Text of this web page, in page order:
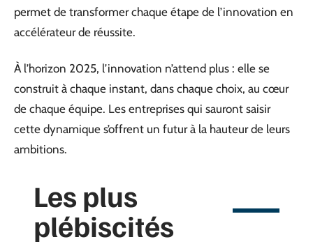
permet de transformer chaque étape de l’innovation en
accélérateur de réussite.
À l’horizon 2025, l’innovation n’attend plus : elle se
construit à chaque instant, dans chaque choix, au cœur
de chaque équipe. Les entreprises qui sauront saisir
cette dynamique s’offrent un futur à la hauteur de leurs
ambitions.
Les plus
plébiscités